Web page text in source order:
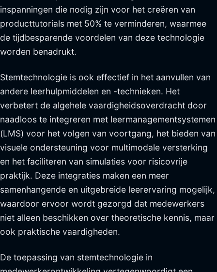
inspanningen die nodig zijn voor het creëren van
producttutorials met 50% te verminderen, waarmee
de tijdbesparende voordelen van deze technologie
worden benadrukt.
Stemtechnologie is ook effectief in het aanvullen van
andere leerhulpmiddelen en -technieken. Het
verbetert de algehele vaardigheidsoverdracht door
naadloos te integreren met leermanagementsystemen
(LMS) voor het volgen van voortgang, het bieden van
visuele ondersteuning voor multimodale versterking
en het faciliteren van simulaties voor risicovrije
praktijk. Deze integraties maken een meer
samenhangende en uitgebreide leerervaring mogelijk,
waardoor ervoor wordt gezorgd dat medewerkers
niet alleen beschikken over theoretische kennis, maar
ook praktische vaardigheden.
De toepassing van stemtechnologie in